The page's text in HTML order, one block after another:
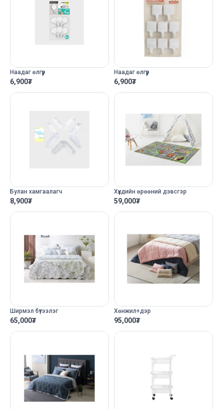
Наадаг өлгүүр
6,900₮
Наадаг өлгүүр
6,900₮
Булан хамгаалагч
8,900₮
Хүүхдийн өрөөний дэвсгэр
59,000₮
Ширмэл бүтээлэг
65,000₮
Хөнжил+дэр
95,000₮